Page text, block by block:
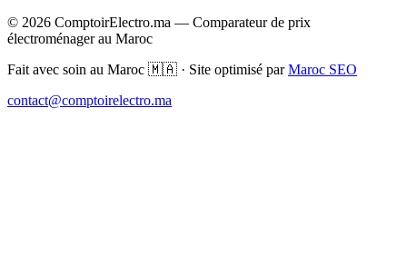
© 2026 ComptoirElectro.ma — Comparateur de prix
électroménager au Maroc
Fait avec soin au Maroc 🇲🇦 · Site optimisé parMaroc SEO
contact@comptoirelectro.ma